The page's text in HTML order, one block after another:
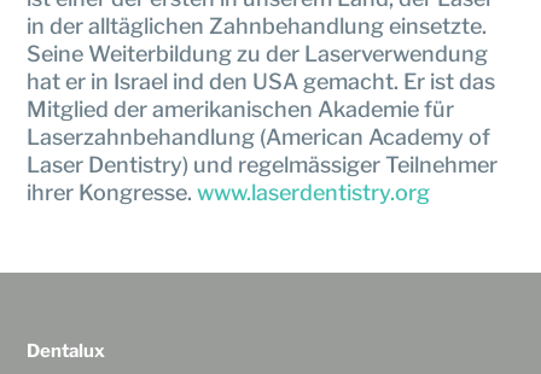
in der alltäglichen Zahnbehandlung einsetzte.
Seine Weiterbildung zu der Laserverwendung
hat er in Israel ind den USA gemacht. Er ist das
Mitglied der amerikanischen Akademie für
Laserzahnbehandlung (American Academy of
Laser Dentistry) und regelmässiger Teilnehmer
ihrer Kongresse.www.laserdentistry.org
Dentalux